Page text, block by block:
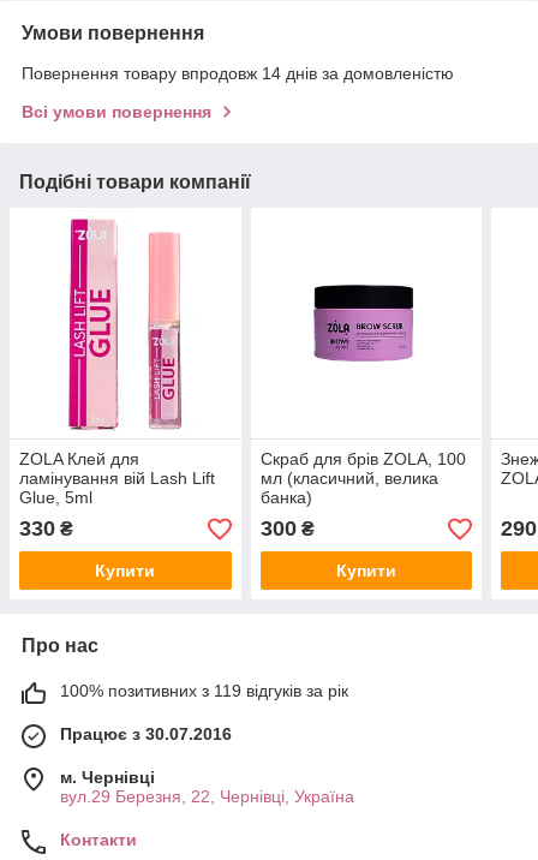
Умови повернення
Повернення товару впродовж 14 днів за домовленістю
Всі умови повернення
Подібні товари компанії
ZOLA Клей для
ламінування вій Lash Lift
Glue, 5ml
330 ₴
Купити
Скраб для брів ZOLA, 100
мл (класичний, велика
банка)
300₴
Купити
290
Про нас
100% позитивних з 119 відгуків за рік
Працює з 30.07.2016
м. Чернівці
вул.29 Березня, 22, Чернівці, Україна
Контакти